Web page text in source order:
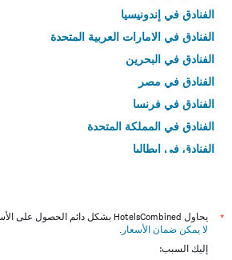
الفنادق في إندونيسيا
الفنادق في الامارات العربية المتحدة
الفنادق في البحرين
الفنادق في مصر
الفنادق في فرنسا
الفنادق في المملكة المتحدة
الفنادق في إيطاليا
*
يحاول HotelsCombined بشكل دائم الحصول على الأسعار الدقيقة، ولكن
لا يمكن ضمان الأسعار .
إليك السبب: